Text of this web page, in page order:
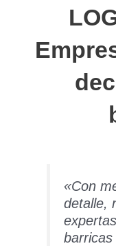
«Con
detalle,